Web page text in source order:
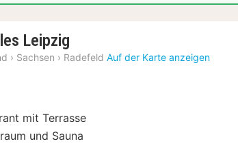
Leipzig
Nächte
› Sachsen › Radefeld Auf der Karte anzeigen
mit Terrasse
und Sauna